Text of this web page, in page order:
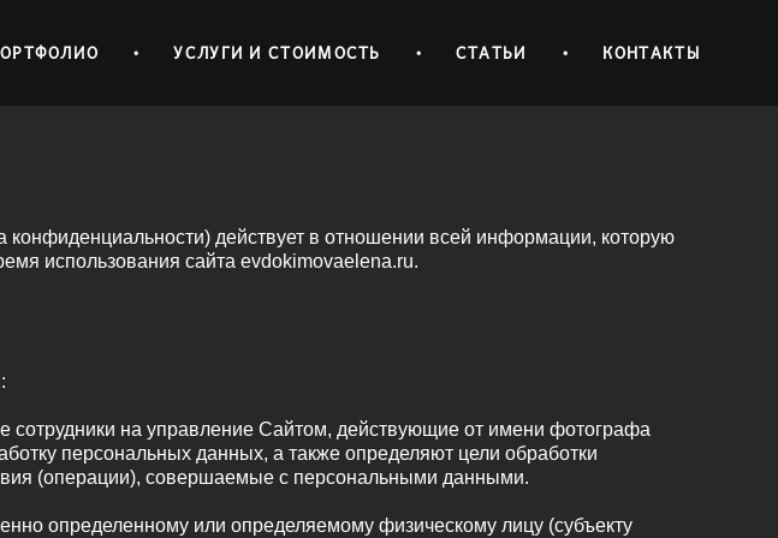
• УСЛУГИ И СТОИМОСТЬ • СТАТЬИ • КОНТАКТЫ
действует в отношении всей информации, которую
использования сайта evdokimovaelena.ru.
на управление Сайтом, действующие от имени фотографа
персональных данных, а также определяют цели обработки
(операции), совершаемые с персональными данными.
определенному или определяемому физическому лицу (субъекту